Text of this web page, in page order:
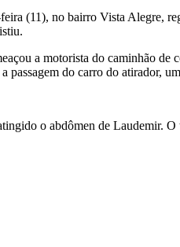
(11), no bairro Vista Alegre,
a motorista do caminhão
passagem do carro do atirador,
o abdômen de Laudemir.